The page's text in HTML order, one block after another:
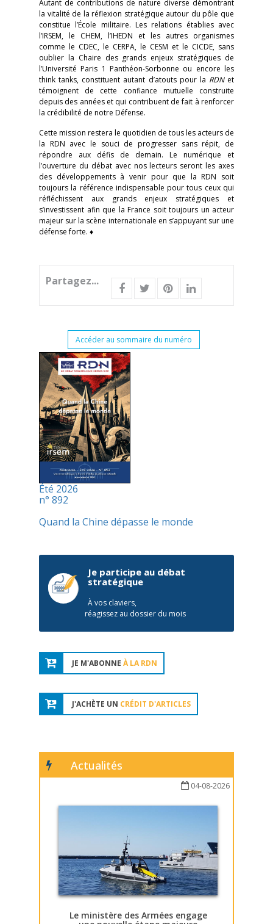
Autant de contributions de nature diverse démontrant
la vitalité de la réflexion stratégique autour du pôle que
constitue l’École militaire. Les relations établies avec
l’IRSEM, le CHEM, l’IHEDN et les autres organismes
comme le CDEC, le CERPA, le CESM et le CICDE, sans
oublier la Chaire des grands enjeux stratégiques de
l’Université Paris 1 Panthéon-Sorbonne ou encore les
think tanks, constituent autant d’atouts pour la RDNet
témoignent de cette confiance mutuelle construite
depuis des années et qui contribuent de fait à renforcer
la crédibilité de notre Défense.
Cette mission restera le quotidien de tous les acteurs de
la RDN avec le souci de progresser sans répit, de
répondre aux défis de demain. Le numérique et
l’ouverture du débat avec nos lecteurs seront les axes
des développements à venir pour que la RDN soit
toujours la référence indispensable pour tous ceux qui
réfléchissent aux grands enjeux stratégiques et
s’investissent afin que la France soit toujours un acteur
majeur sur la scène internationale en s’appuyant sur une
défense forte. ♦
Partagez...
Accéder au sommaire du numéro
Été 2026
n° 892
Quand la Chine dépasse le monde
Je participe au débat
stratégique
À vos claviers,
réagissez au dossier du mois
JE M'ABONNE À LA RDN
J'ACHÈTE UN CRÉDIT D'ARTICLES
Actualités
04-08-2026
Le ministère des Armées engage